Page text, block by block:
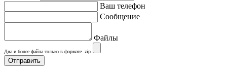
Ваш телефон
Сообщение
Файлы
Два и более файла только в формате .zip